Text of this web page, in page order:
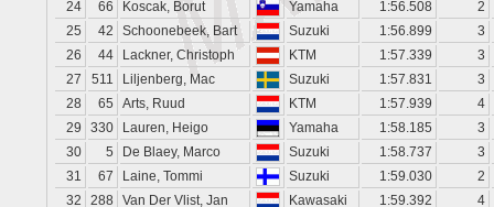
24
66 Koscak, Borut Yamaha 1:56.508
2
25
42 Schoonebeek, Bart Suzuki 1:56.899
3
26
44 Lackner, Christoph KTM 1:57.339
3
27
511 Liljenberg, Mac Suzuki 1:57.831
3
28
65 Arts, Ruud KTM 1:57.939
4
29
330 Lauren, Heigo Yamaha 1:58.185
3
30
5 De Blaey, Marco Suzuki 1:58.737
3
31
67 Laine, Tommi Suzuki 1:59.030
2
32
288 Van Der Vlist, Jan Kawasaki 1:59.392 4